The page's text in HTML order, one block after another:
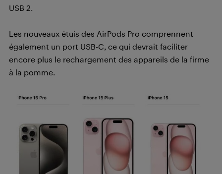
USB 2.
Les nouveaux étuis des AirPods Pro comprennent
également un port USB-C, ce qui devrait faciliter
encore plus le rechargement des appareils de la firme
à la pomme.